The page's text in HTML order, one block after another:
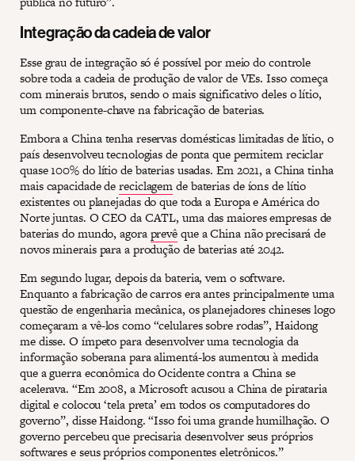
Integração da cadeia de valor
Esse grau de integração só é possível por meio do controle
sobre toda a cadeia de produção de valor de VEs. Isso começa
com minerais brutos, sendo o mais significativo deles o lítio,
um componente-chave na fabricação de baterias.
Embora a China tenha reservas domésticas limitadas de lítio, o
país desenvolveu tecnologias de ponta que permitem reciclar
quase 100% do lítio de baterias usadas. Em 2021, a China tinha
mais capacidade dereciclagemde baterias de íons de lítio
existentes ou planejadas do que toda a Europa e América do
Norte juntas. O CEO da CATL, uma das maiores empresas de
baterias do mundo, agoraprevêque a China não precisará de
novos minerais para a produção de baterias até 2042.
Em segundo lugar, depois da bateria, vem o software.
Enquanto a fabricação de carros era antes principalmente uma
questão de engenharia mecânica, os planejadores chineses logo
começaram a vê-los como “celulares sobre rodas”, Haidong
me disse. O ímpeto para desenvolver uma tecnologia da
informação soberana para alimentá-los aumentou à medida
que a guerra econômica do Ocidente contra a China se
acelerava. “Em 2008, a Microsoft acusou a China de pirataria
digital e colocou ‘tela preta’ em todos os computadores do
governo”, disse Haidong. “Isso foi uma grande humilhação. O
governo percebeu que precisaria desenvolver seus próprios
softwares e seus próprios componentes eletrônicos.”